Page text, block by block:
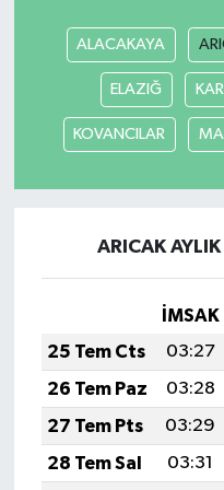
ALACAKAYA
ELAZIĞ
KOVANCILAR
ARICAK
İMSAK
25 Tem Cts
03:27
26 Tem Paz
03:28
27 Tem Pts
03:29
28 Tem Sal
03:31